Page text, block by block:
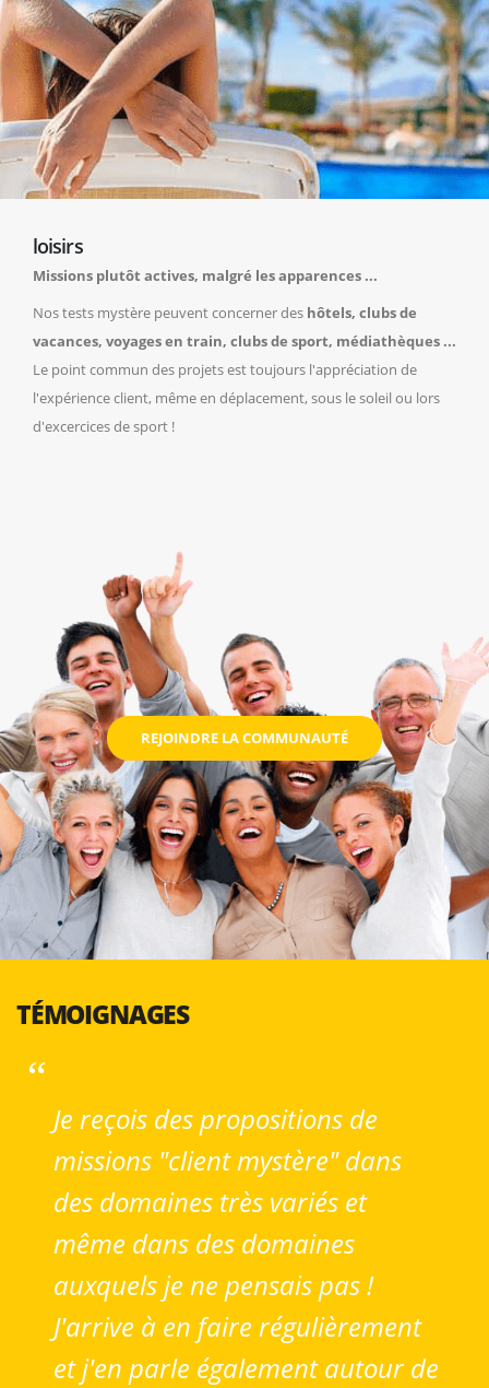
loisirs
Missions plutôt actives, malgré les apparences ...
Nos tests mystère peuvent concerner des hôtels, clubs de
vacances, voyages en train, clubs de sport, médiathèques ...
Le point commun des projets est toujours l'appréciation de
l'expérience client, même en déplacement, sous le soleil ou lors
d'excercices de sport !
REJOINDRE LA COMMUNAUTÉ
TÉMOIGNAGES
Je reçois des propositions de
missions "client mystère" dans
des domaines très variés et
même dans des domaines
auxquels je ne pensais pas !
J'arrive à en faire régulièrement
et j'en parle également autour de